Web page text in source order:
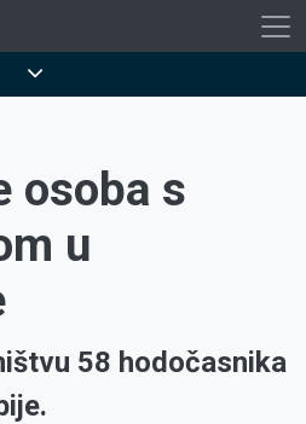
osoba s
u
58 hodočasnika